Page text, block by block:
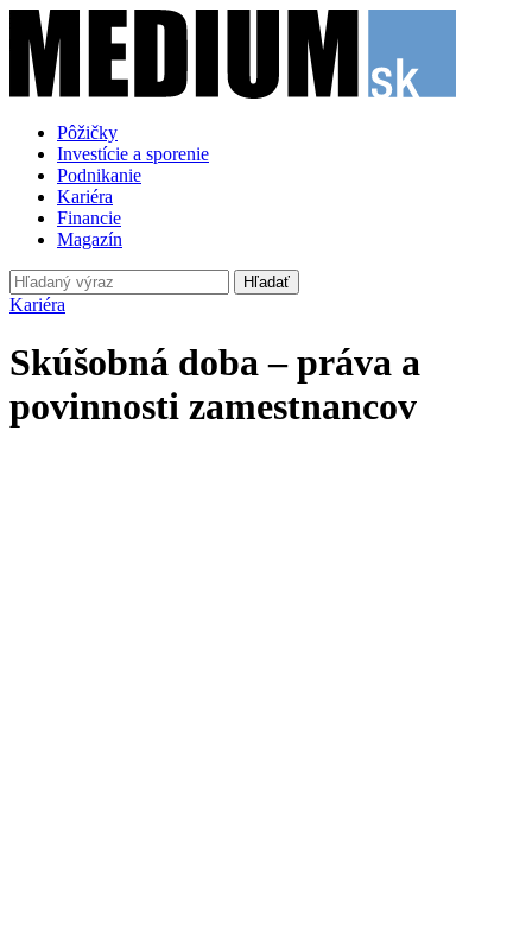
Pôžičky
Investície a sporenie
Podnikanie
Kariéra
Financie
Magazín
Hľadať
Kariéra
Skúšobná doba – práva a
povinnosti zamestnancov